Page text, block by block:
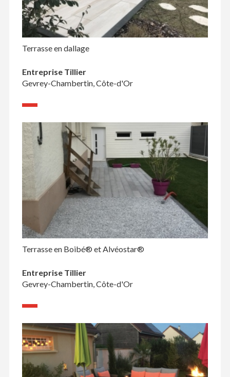
Terrasse en dallage
Entreprise Tillier
Gevrey-Chambertin, Côte-d'Or
Terrasse en Boibé® et Alvéostar®
Entreprise Tillier
Gevrey-Chambertin, Côte-d'Or